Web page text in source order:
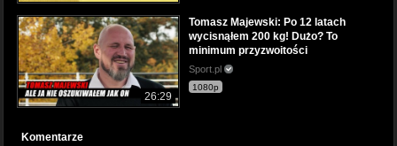
26:29
Tomasz Majewski: Po 12 latach
wycisnąłem 200 kg! Dużo? To
minimum przyzwoitości
Sport.pl
1080p
Komentarze